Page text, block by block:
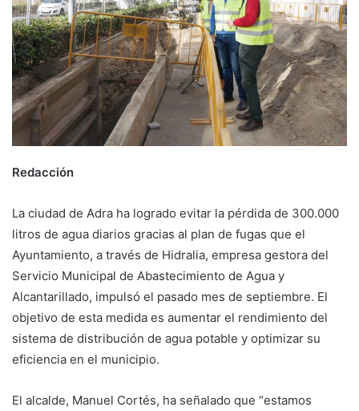
Redacción
La ciudad de Adra ha logrado evitar la pérdida de 300.000
litros de agua diarios gracias al plan de fugas que el
Ayuntamiento, a través de Hidralia, empresa gestora del
Servicio Municipal de Abastecimiento de Agua y
Alcantarillado, impulsó el pasado mes de septiembre. El
objetivo de esta medida es aumentar el rendimiento del
sistema de distribución de agua potable y optimizar su
eficiencia en el municipio.
El alcalde, Manuel Cortés, ha señalado que “estamos